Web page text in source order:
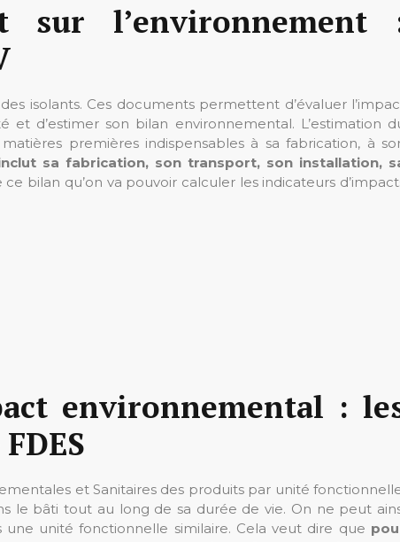
sur l’environnement
isolants. Ces documents permettent d’évaluer
et d’estimer son bilan environnemental. L’estimation
premières indispensables à sa fabrication, à
sa fabrication, son transport, son installation,
ce bilan qu’on va pouvoir calculer les indicateurs
environnemental :
et Sanitaires des produits par unité
le bâti tout au long de sa durée de vie. On ne peut
unité fonctionnelle similaire. Cela veut dire que